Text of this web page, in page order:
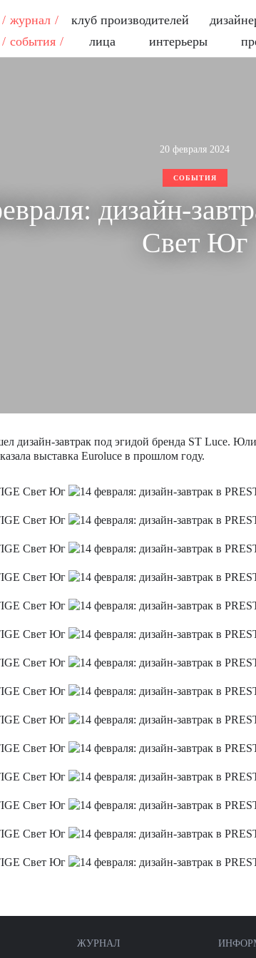
журнал клуб производителей
события
лица интерьеры
20 февраля 2024
СОБЫТИЯ
дизайн-
Свет Юг
дизайн-завтрак под эгидой бренда ST Luce.
выставка Euroluce в прошлом году.
ЖУРНАЛ